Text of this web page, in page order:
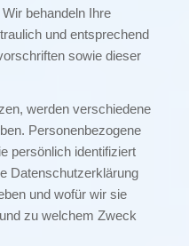
behandeln Ihre
und entsprechend
sowie dieser
werden verschiedene
Personenbezogene
persönlich identifiziert
Datenschutzerklärung
und wofür wir sie
zu welchem Zweck